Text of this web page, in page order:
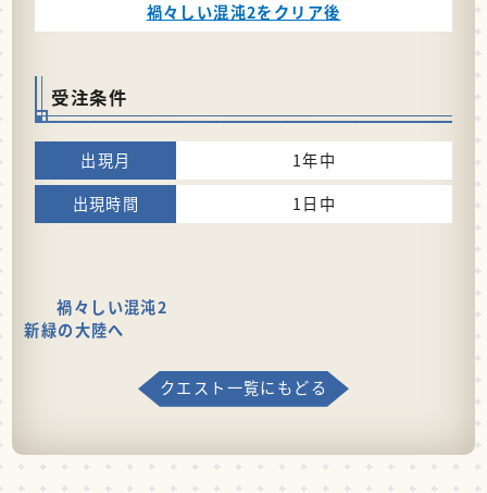
禍々しい混沌2をクリア後
受注条件
1年中
1日中
禍々しい混沌2
新緑の大陸へ
クエスト一覧にもどる